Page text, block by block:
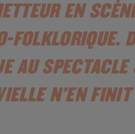
EN
FOLKLORIQUE.
AU
N’EN